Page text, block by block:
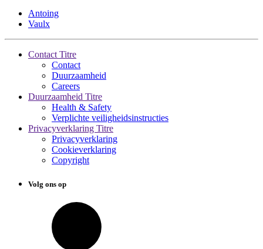
Antoing
Vaulx
Contact Titre
Contact
Duurzaamheid
Careers
Duurzaamheid Titre
Health & Safety
Verplichte veiligheidsinstructies
Privacyverklaring Titre
Privacyverklaring
Cookieverklaring
Copyright
Volg ons op